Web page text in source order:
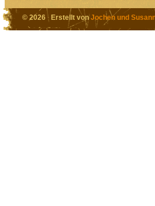
© 2026 Erstellt vonJochen und